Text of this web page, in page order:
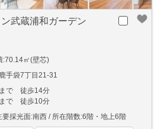
武蔵浦和ガーデン
:70.14㎡(壁芯)
鹿手袋7丁目21-31
まで 徒歩14分
まで 徒歩10分
要採光面:南西 所在階数:6階・地上6階